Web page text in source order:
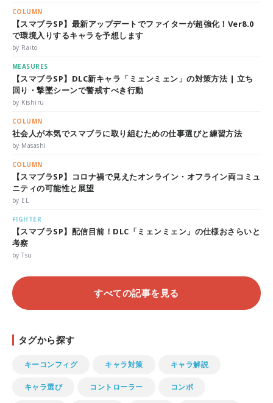
COLUMN
【スマブラSP】最新アップデートでファイターが超強化！Ver8.0
で環境入りするキャラを予想します
by Raito
MEASURES
【スマブラSP】DLC新キャラ「ミェンミェン」の対策方法 | 立ち
回り・撃墜シーンで警戒すべき行動
by Kishiru
COLUMN
社会人が本気でスマブラに取り組むための仕事選びと練習方法
by Masashi
COLUMN
【スマブラSP】コロナ禍で見えたオンライン・オフライン両コミュ
ニティの可能性と展望
by EL
FIGHTER
【スマブラSP】配信目前！DLC「ミェンミェン」の仕様おさらいと
考察
by Tsu
すべての記事を見る
タグから探す
キーコンフィグ キャラ対策 キャラ解説
キャラ選び コントローラー コンボ